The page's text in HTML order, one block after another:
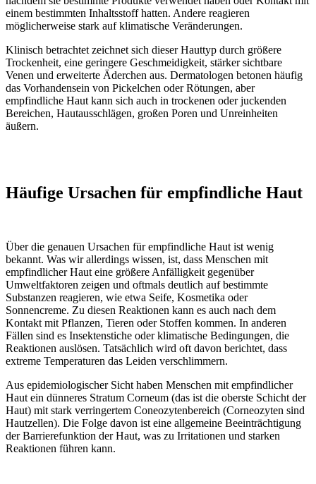
einem bestimmten Inhaltsstoff hatten. Andere reagieren
möglicherweise stark auf klimatische Veränderungen.
Klinisch betrachtet zeichnet sich dieser Hauttyp durch größere
Trockenheit, eine geringere Geschmeidigkeit, stärker sichtbare
Venen und erweiterte Äderchen aus. Dermatologen betonen häufig
das Vorhandensein von Pickelchen oder Rötungen, aber
empfindliche Haut kann sich auch in trockenen oder juckenden
Bereichen, Hautausschlägen, großen Poren und Unreinheiten
äußern.
Häufige Ursachen für empfindliche Haut
Über die genauen Ursachen für empfindliche Haut ist wenig
bekannt. Was wir allerdings wissen, ist, dass Menschen mit
empfindlicher Haut eine größere Anfälligkeit gegenüber
Umweltfaktoren zeigen und oftmals deutlich auf bestimmte
Substanzen reagieren, wie etwa Seife, Kosmetika oder
Sonnencreme. Zu diesen Reaktionen kann es auch nach dem
Kontakt mit Pflanzen, Tieren oder Stoffen kommen. In anderen
Fällen sind es Insektenstiche oder klimatische Bedingungen, die
Reaktionen auslösen. Tatsächlich wird oft davon berichtet, dass
extreme Temperaturen das Leiden verschlimmern.
Aus epidemiologischer Sicht haben Menschen mit empfindlicher
Haut ein dünneres Stratum Corneum (das ist die oberste Schicht der
Haut) mit stark verringertem Coneozytenbereich (Corneozyten sind
Hautzellen). Die Folge davon ist eine allgemeine Beeinträchtigung
der Barrierefunktion der Haut, was zu Irritationen und starken
Reaktionen führen kann.